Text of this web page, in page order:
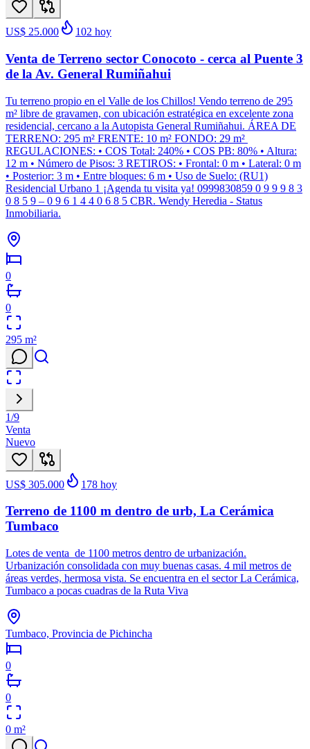
US$ 25.000 102 hoy
Venta de Terreno sector Conocoto - cerca al Puente 3
de la Av. General Rumiñahui
Tu terreno propio en el Valle de los Chillos! Vendo terreno de 295
m² libre de gravamen, con ubicación estratégica en excelente zona
residencial, cercano a la Autopista General Rumiñahui. ÁREA DE
TERRENO: 295 m² FRENTE: 10 m² FONDO: 29 m²
REGULACIONES: • COS Total: 240% • COS PB: 80% • Altura:
12 m • Número de Pisos: 3 RETIROS: • Frontal: 0 m • Lateral: 0 m
• Posterior: 3 m • Entre bloques: 6 m • Uso de Suelo: (RU1)
Residencial Urbano 1 ¡Agenda tu visita ya! 0999830859 0 9 9 9 8 3
0 8 5 9 – 0 9 6 1 4 4 0 6 8 5 CBR. Wendy Heredia - Status
Inmobiliaria.
0
0
295 m²
1/9
Venta
Nuevo
US$ 305.000 178 hoy
Terreno de 1100 m dentro de urb, La Cerámica
Tumbaco
Lotes de venta de 1100 metros dentro de urbanización.
Urbanización consolidada con muy buenas casas. 4 mil metros de
áreas verdes, hermosa vista. Se encuentra en el sector La Cerámica,
Tumbaco a pocas cuadras de la Ruta Viva
Tumbaco, Provincia de Pichincha
0
0
0 m²